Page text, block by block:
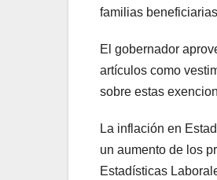
familias
El gobernador
artículos como
sobre estas
La inflación en
un aumento de los
Estadísticas